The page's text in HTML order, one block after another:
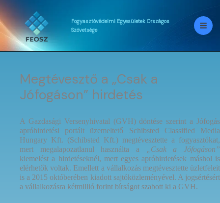
Skip
to
content
Fogyasztóvédelmi Egyesületek Országos
Szövetsége
Megtévesztő a „Csak a
Jófogáson” hirdetés
A Gazdasági Versenyhivatal (GVH) döntése szerint a Jófogás
apróhirdetési portált üzemeltető Schibsted Classified Media
Hungary Kft. (Schibsted Kft.) megtévesztette a fogyasztókat,
mert megalapozatlanul használta a
„Csak a Jófogáson”
kiemelést a hirdetéseknél, mert egyes apróhirdetések máshol is
elérhetők voltak. Emellett a vállalkozás megtévesztette üzletfeleit
is a 2015 októberében kiadott sajtóközleményével. A jogsértésért
a vállalkozásra kétmillió forint bírságot szabott ki a GVH.